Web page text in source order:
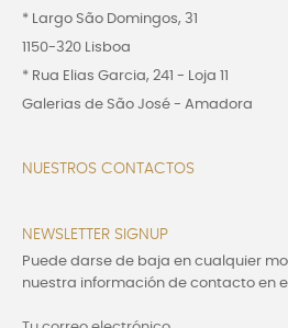
* Largo São Domingos, 31
1150-320 Lisboa
* Rua Elias Garcia, 241 - Loja 11
Galerias de São José - Amadora
NUESTROS CONTACTOS
NEWSLETTER SIGNUP
Puede darse de baja en cualquier
nuestra información de contacto en